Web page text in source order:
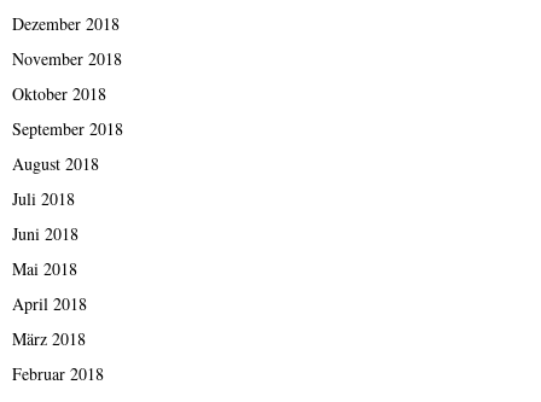
Dezember 2018
November 2018
Oktober 2018
September 2018
August 2018
Juli 2018
Juni 2018
Mai 2018
April 2018
März 2018
Februar 2018